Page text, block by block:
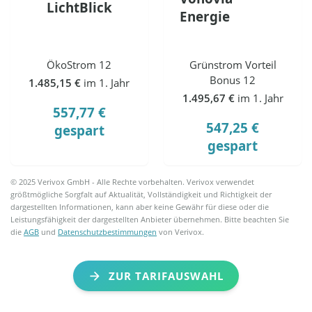
LichtBlick
ÖkoStrom 12
1.485,15 € im 1. Jahr
557,77 €
gespart
Energie
Grünstrom Vorteil
Bonus 12
1.495,67 € im 1. Jahr
547,25 €
gespart
© 2025 Verivox GmbH - Alle Rechte vorbehalten. Verivox verwendet
größtmögliche Sorgfalt auf Aktualität, Vollständigkeit und Richtigkeit der
dargestellten Informationen, kann aber keine Gewähr für diese oder die
Leistungsfähigkeit der dargestellten Anbieter übernehmen. Bitte beachten Sie
dieAGB und Datenschutzbestimmungen von Verivox.
ZUR TARIFAUSWAHL